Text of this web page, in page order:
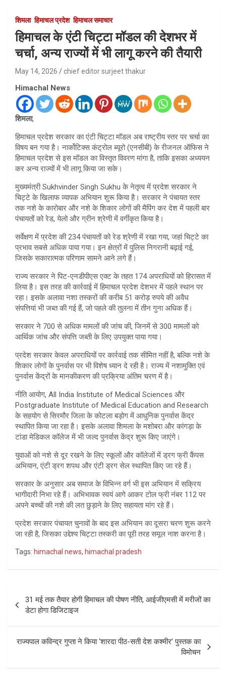
शिमला हिमाचल प्रदेश हिमाचल समाचार
हिमाचल के एंटी चिट्टा मॉडल की देशभर में
चर्चा, अन्य राज्यों में भी लागू करने की तैयारी
May 14, 2026 chief editor surjeet thakur
Himachal News
शिमला,
हिमाचल प्रदेश सरकार का एंटी चिट्टा मॉडल अब राष्ट्रीय स्तर पर चर्चा का
विषय बन गया है। नार्कोटिक्स कंट्रोल ब्यूरो (एनसीबी) के रीजनल ऑफिस ने
हिमाचल प्रदेश से इस मॉडल का विस्तृत विवरण मांगा है, ताकि इसका अध्ययन
कर अन्य राज्यों में भी लागू किया जा सके।
मुख्यमंत्री Sukhvinder Singh Sukhu के नेतृत्व में प्रदेश सरकार ने
चिट्टे के खिलाफ व्यापक अभियान शुरू किया है। सरकार ने पंचायत स्तर
तक नशे के कारोबार और नशे के शिकार लोगों की मैपिंग कर देश में पहली बार
पंचायतों को रेड, येलो और ग्रीन श्रेणी में वर्गीकृत किया है।
सर्वेक्षण में प्रदेश की 234 पंचायतों को रेड श्रेणी में रखा गया, जहां चिट्टे का
प्रभाव सबसे अधिक पाया गया। इन क्षेत्रों में पुलिस निगरानी बढ़ाई गई,
जिसके सकारात्मक परिणाम सामने आने लगे हैं।
राज्य सरकार ने पिट-एनडीपीएस एक्ट के तहत 174 अपराधियों को हिरासत में
लिया है। इस तरह की कार्रवाई में हिमाचल प्रदेश देशभर में पहले स्थान पर
रहा। इसके अलावा नशा तस्करों की करीब 51 करोड़ रुपये की अवैध
संपत्तियां भी जब्त की गई हैं, जो पहले की तुलना में तीन गुना अधिक हैं।
सरकार ने 700 से अधिक मामलों की जांच की, जिनमें से 300 मामलों को
आर्थिक जांच और संपत्ति जब्ती के लिए उपयुक्त पाया गया।
प्रदेश सरकार केवल अपराधियों पर कार्रवाई तक सीमित नहीं है, बल्कि नशे के
शिकार लोगों के पुनर्वास पर भी विशेष ध्यान दे रही है। राज्य में नशामुक्ति एवं
पुनर्वास केंद्रों के मानकीकरण की प्रक्रिया अंतिम चरण में है।
नीति आयोग, All India Institute of Medical Sciences और
Postgraduate Institute of Medical Education and Research
के सहयोग से सिरमौर जिला के कोटला बड़ोग में आधुनिक पुनर्वास केंद्र
स्थापित किया जा रहा है। इसके अलावा शिमला के मशोबरा और कांगड़ा के
टांडा मेडिकल कॉलेज में भी जल्द पुनर्वास केंद्र शुरू किए जाएंगे।
युवाओं को नशे से दूर रखने के लिए स्कूलों और कॉलेजों में ड्रग फ्री कैंपस
अभियान, एंटी ड्रग शपथ और एंटी ड्रग सेल स्थापित किए जा रहे हैं।
सरकार के अनुसार अब समाज के विभिन्न वर्ग भी इस अभियान में सक्रिय
भागीदारी निभा रहे हैं। अभिभावक स्वयं आगे आकर टोल फ्री नंबर 112 पर
अपने बच्चों की नशे की लत छुड़ाने के लिए सहायता मांग रहे हैं।
प्रदेश सरकार पंचायत चुनावों के बाद इस अभियान का दूसरा चरण शुरू करने
जा रही है, जिसका उद्देश्य चिट्टा तस्करी का पूरी तरह समूल नाश करना है।
Tags: himachal news, himachal pradesh
navigation
31 मई तक तैयार होगी हिमाचल की पोषण नीति, आईजीएमसी में मरीजों का
डेटा होगा डिजिटाइज
राज्यपाल कविन्द्र गुप्ता ने किया ‘शारदा पीठ-सती देश कश्मीर’ पुस्तक का
विमोचन